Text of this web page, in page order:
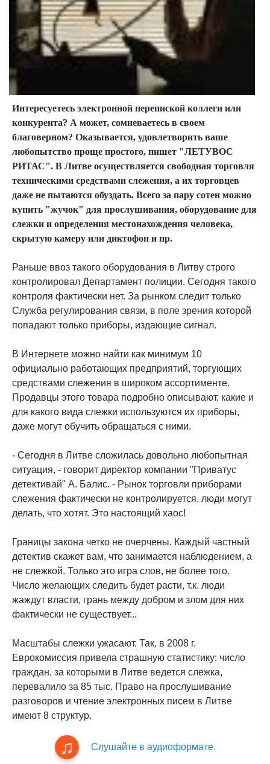
Интересуетесь электронной перепиской коллеги или
конкурента? А может, сомневаетесь в своем
благоверном? Оказывается, удовлетворить ваше
любопытство проще простого, пишет "ЛЕТУВОС
РИТАС". В Литве осуществляется свободная торговля
техническими средствами слежения, а их торговцев
даже не пытаются обуздать. Всего за пару сотен можно
купить "жучок" для прослушивания, оборудование для
слежки и определения местонахождения человека,
скрытую камеру или диктофон и пр.
Раньше ввоз такого оборудования в Литву строго
контролировал Департамент полиции. Сегодня такого
контроля фактически нет. За рынком следит только
Служба регулирования связи, в поле зрения которой
попадают только приборы, издающие сигнал.
В Интернете можно найти как минимум 10
официально работающих предприятий, торгующих
средствами слежения в широком ассортименте.
Продавцы этого товара подробно описывают, какие и
для какого вида слежки используются их приборы,
даже могут обучить обращаться с ними.
- Сегодня в Литве сложилась довольно любопытная
ситуация, - говорит директор компании "Приватус
детективай" А. Балис. - Рынок торговли приборами
слежения фактически не контролируется, люди могут
делать, что хотят. Это настоящий хаос!
Границы закона четко не очерчены. Каждый частный
детектив скажет вам, что занимается наблюдением, а
не слежкой. Только это игра слов, не более того.
Число желающих следить будет расти, т.к. люди
жаждут власти, грань между добром и злом для них
фактически не существует...
Масштабы слежки ужасают. Так, в 2008 г.
Еврокомиссия привела страшную статистику: число
граждан, за которыми в Литве ведется слежка,
перевалило за 85 тыс. Право на прослушивание
разговоров и чтение электронных писем в Литве
имеют 8 структур.
Слушайте в аудиоформате.